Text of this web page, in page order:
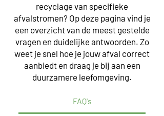
recyclage van specifieke
afvalstromen? Op deze pagina vind je
een overzicht van de meest gestelde
vragen en duidelijke antwoorden. Zo
weet je snel hoe je jouw afval correct
aanbiedt en draag je bij aan een
duurzamere leefomgeving.
FAQ's